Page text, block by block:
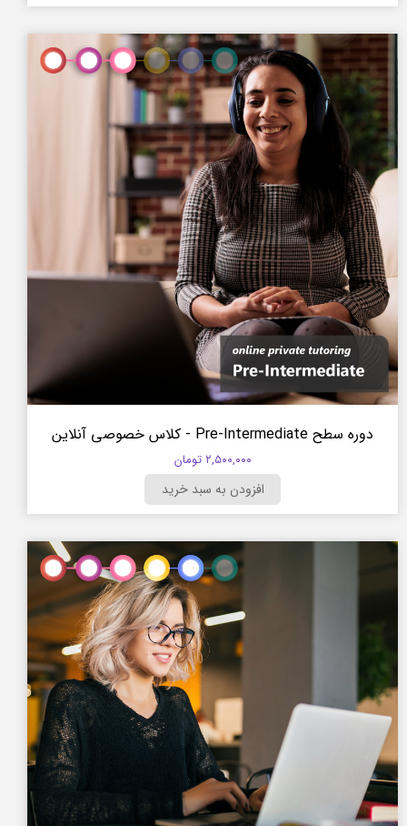
دوره سطح Pre-Intermediate - کلاس خصوصی آنلاین
۲,۵۰۰,۰۰۰ تومان
افزودن به سبد خرید